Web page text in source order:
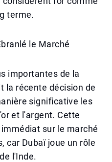
terme.
le Marché
importantes de la
la récente décision de
significative les
et l'argent. Cette
sur le marché
car Dubaï joue un rôle
l'Inde.